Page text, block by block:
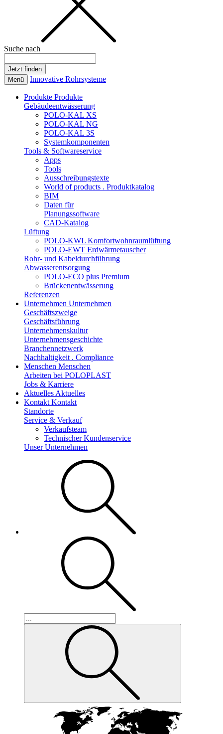
Suche nach
Menü Innovative Rohrsysteme
Produkte Produkte
Gebäudeentwässerung
POLO-KAL XS
POLO-KAL NG
POLO-KAL 3S
Systemkomponenten
Tools & Softwareservice
Apps
Tools
Ausschreibungstexte
World of products . Produktkatalog
BIM
Daten für
Planungssoftware
CAD-Katalog
Lüftung
POLO-KWL Komfortwohnraumlüftung
POLO-EWT Erdwärmetauscher
Rohr- und Kabeldurchführung
Abwasserentsorgung
POLO-ECO plus Premium
Brückenentwässerung
Referenzen
Unternehmen Unternehmen
Geschäftszweige
Geschäftsführung
Unternehmenskultur
Unternehmensgeschichte
Branchennetzwerk
Nachhaltigkeit . Compliance
Menschen Menschen
Arbeiten bei POLOPLAST
Jobs & Karriere
Aktuelles Aktuelles
Kontakt Kontakt
Standorte
Service & Verkauf
Verkaufsteam
Technischer Kundenservice
Unser Unternehmen